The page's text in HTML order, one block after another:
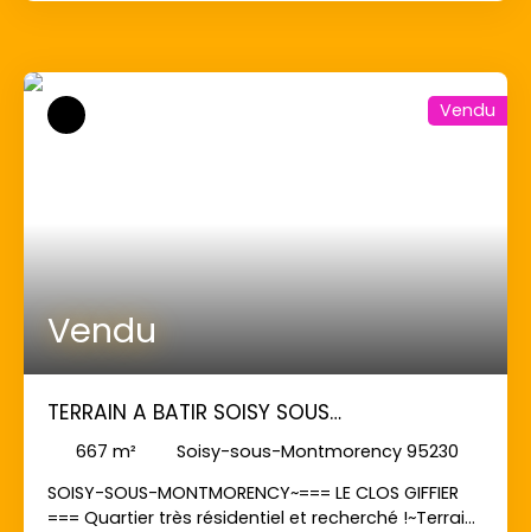
Vendu
Vendu
TERRAIN A BATIR SOISY SOUS
MONTMORENCY - 667 m2
667 m²
Soisy-sous-Montmorency 95230
SOISY-SOUS-MONTMORENCY~=== LE CLOS GIFFIER
=== Quartier très résidentiel et recherché !~Terrain